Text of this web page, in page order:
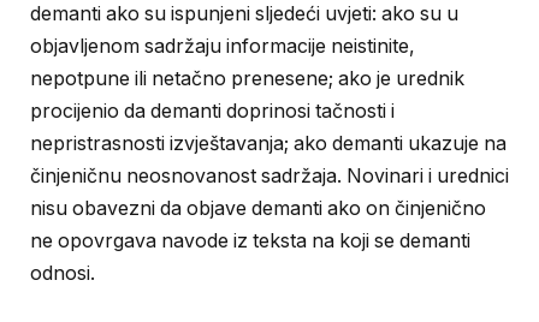
demanti ako su ispunjeni sljedeći uvjeti: ako su u
objavljenom sadržaju informacije neistinite,
nepotpune ili netačno prenesene; ako je urednik
procijenio da demanti doprinosi tačnosti i
nepristrasnosti izvještavanja; ako demanti ukazuje na
činjeničnu neosnovanost sadržaja. Novinari i urednici
nisu obavezni da objave demanti ako on činjenično
ne opovrgava navode iz teksta na koji se demanti
odnosi.